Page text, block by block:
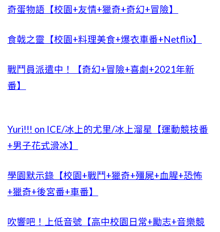
奇蛋物語【校園+友情+獵奇+奇幻+冒險】
食戟之靈【校園+料理美食+爆衣車番+Netflix】
戰鬥員派遣中！【奇幻+冒險+喜劇+2021年新
番】
Yuri!!! on ICE/冰上的尤里/冰上溜星【運動競技番
+男子花式滑冰】
學園默示錄【校園+戰鬥+獵奇+殭屍+血腥+恐怖
+獵奇+後宮番+車番】
吹響吧！上低音號【高中校園日常+勵志+音樂競